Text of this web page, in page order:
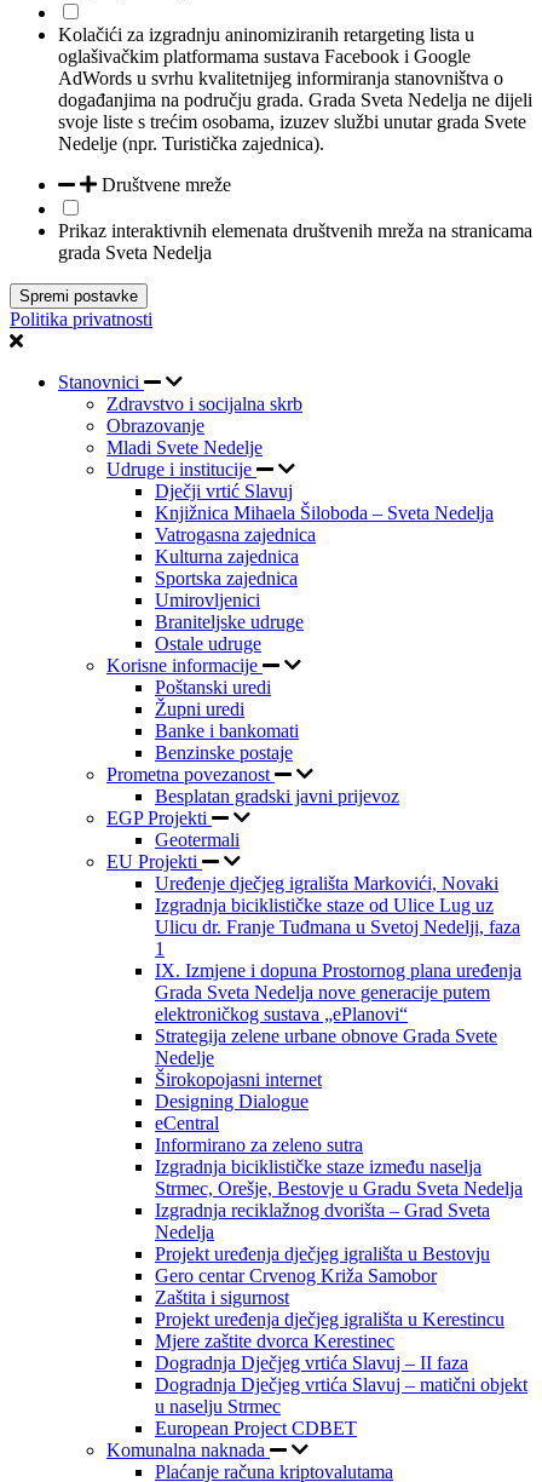
Kolačići za izgradnju aninomiziranih retargeting lista u
oglašivačkim platformama sustava Facebook i Google
AdWords u svrhu kvalitetnijeg informiranja stanovništva o
događanjima na području grada. Grada Sveta Nedelja ne dijeli
svoje liste s trećim osobama, izuzev službi unutar grada Svete
Nedelje (npr. Turistička zajednica).
Društvene mreže
Prikaz interaktivnih elemenata društvenih mreža na stranicama
grada Sveta Nedelja
Spremi postavke
Politika privatnosti
Stanovnici
Zdravstvo i socijalna skrb
Obrazovanje
Mladi Svete Nedelje
Udruge i institucije
Dječji vrtić Slavuj
Knjižnica Mihaela Šiloboda – Sveta Nedelja
Vatrogasna zajednica
Kulturna zajednica
Sportska zajednica
Umirovljenici
Braniteljske udruge
Ostale udruge
Korisne informacije
Poštanski uredi
Župni uredi
Banke i bankomati
Benzinske postaje
Prometna povezanost
Besplatan gradski javni prijevoz
EGP Projekti
Geotermali
EU Projekti
Uređenje dječjeg igrališta Markovići, Novaki
Izgradnja biciklističke staze od Ulice Lug uz
Ulicu dr. Franje Tuđmana u Svetoj Nedelji, faza
1
IX. Izmjene i dopuna Prostornog plana uređenja
Grada Sveta Nedelja nove generacije putem
elektroničkog sustava „ePlanovi“
Strategija zelene urbane obnove Grada Svete
Nedelje
Širokopojasni internet
Designing Dialogue
eCentral
Informirano za zeleno sutra
Izgradnja biciklističke staze između naselja
Strmec, Orešje, Bestovje u Gradu Sveta Nedelja
Izgradnja reciklažnog dvorišta – Grad Sveta
Nedelja
Projekt uređenja dječjeg igrališta u Bestovju
Gero centar Crvenog Križa Samobor
Zaštita i sigurnost
Projekt uređenja dječjeg igrališta u Kerestincu
Mjere zaštite dvorca Kerestinec
Dogradnja Dječjeg vrtića Slavuj – II faza
Dogradnja Dječjeg vrtića Slavuj – matični objekt
u naselju Strmec
European Project CDBET
Komunalna naknada
Plaćanje računa kriptovalutama